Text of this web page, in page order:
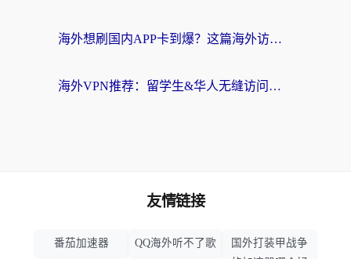
海外想刷国内APP卡到爆？这篇海外访问国内服务器加速指南帮你解决所有问题
海外VPN推荐：留学生&华人无缝访问国内资源的避坑指南
友情链接
番茄加速器 QQ海外听不了歌
国外打装甲战争